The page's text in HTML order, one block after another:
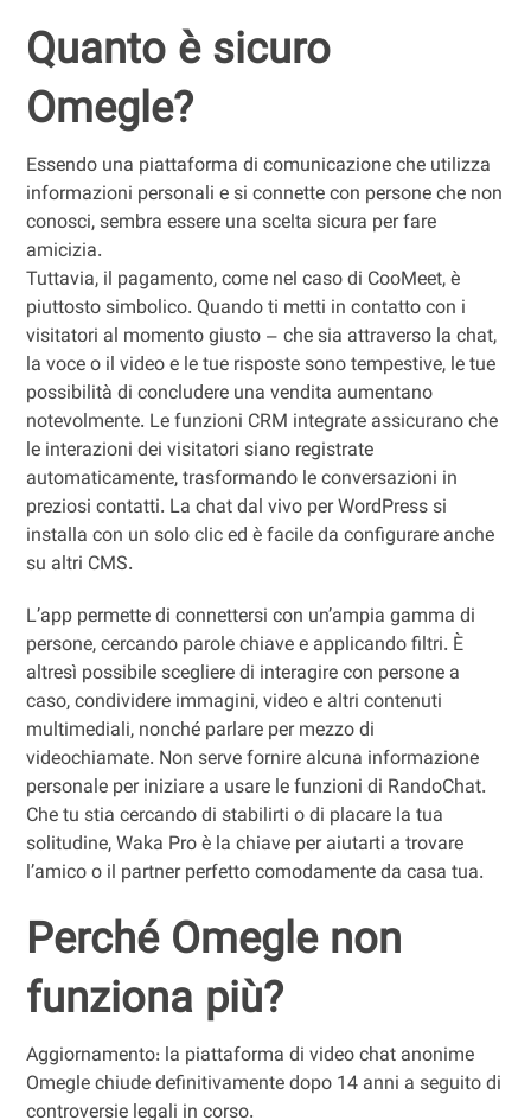
Quanto è sicuro
Omegle?
Essendo una piattaforma di comunicazione che utilizza
informazioni personali e si connette con persone che non
conosci, sembra essere una scelta sicura per fare
amicizia.
Tuttavia, il pagamento, come nel caso di CooMeet, è
piuttosto simbolico. Quando ti metti in contatto con i
visitatori al momento giusto – che sia attraverso la chat,
la voce o il video e le tue risposte sono tempestive, le tue
possibilità di concludere una vendita aumentano
notevolmente. Le funzioni CRM integrate assicurano che
le interazioni dei visitatori siano registrate
automaticamente, trasformando le conversazioni in
preziosi contatti. La chat dal vivo per WordPress si
installa con un solo clic ed è facile da configurare anche
su altri CMS.
L’app permette di connettersi con un’ampia gamma di
persone, cercando parole chiave e applicando filtri. È
altresì possibile scegliere di interagire con persone a
caso, condividere immagini, video e altri contenuti
multimediali, nonché parlare per mezzo di
videochiamate. Non serve fornire alcuna informazione
personale per iniziare a usare le funzioni di RandoChat.
Che tu stia cercando di stabilirti o di placare la tua
solitudine, Waka Pro è la chiave per aiutarti a trovare
l’amico o il partner perfetto comodamente da casa tua.
Perché Omegle non
funziona più?
Aggiornamento: la piattaforma di video chat anonime
Omegle chiude definitivamente dopo 14 anni a seguito di
controversie legali in corso.